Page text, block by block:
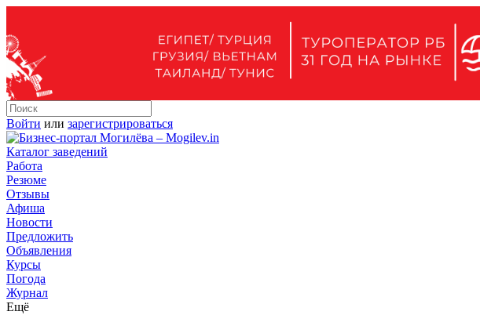
Войти или зарегистрироваться
Каталог заведений
Работа
Резюме
Отзывы
Афиша
Новости
Предложить
Объявления
Курсы
Погода
Журнал
Ещё